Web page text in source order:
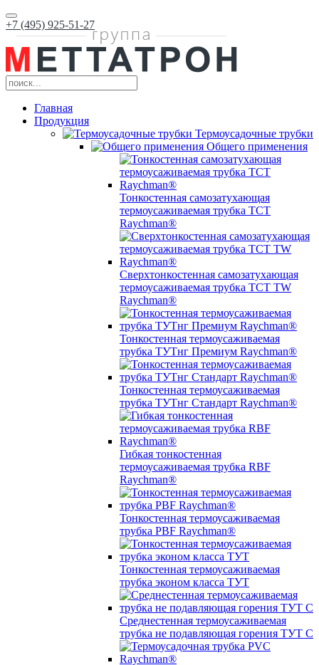
+7 (495) 925-51-27
Главная
Продукция
Термоусадочные трубки
Общего применения
Тонкостенная самозатухающая
термоусаживаемая трубка ТCT
Raychman®
Сверхтонкостенная самозатухающая
термоусаживаемая трубка ТCT TW
Raychman®
Тонкостенная термоусаживаемая
трубка ТУТнг Премиум Raychman®
Тонкостенная термоусаживаемая
трубка ТУТнг Стандарт Raychman®
Гибкая тонкостенная
термоусаживаемая трубка RBF
Raychman®
Тонкостенная термоусаживаемая
трубка PBF Raychman®
Тонкостенная термоусаживаемая
трубка эконом класса ТУТ
Среднестенная термоусаживаемая
трубка не подавляющая горения ТУТ С